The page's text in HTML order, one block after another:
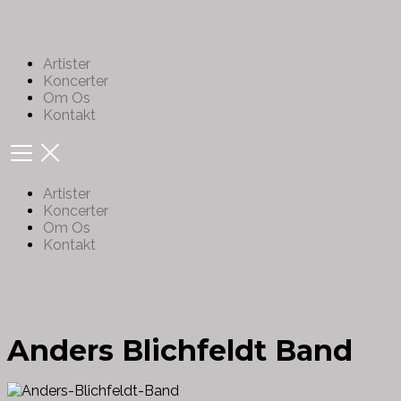
Artister
Koncerter
Om Os
Kontakt
Artister
Koncerter
Om Os
Kontakt
Anders Blichfeldt Band